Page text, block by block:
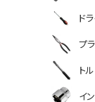
ド
プ
ト
イ
facebook
line